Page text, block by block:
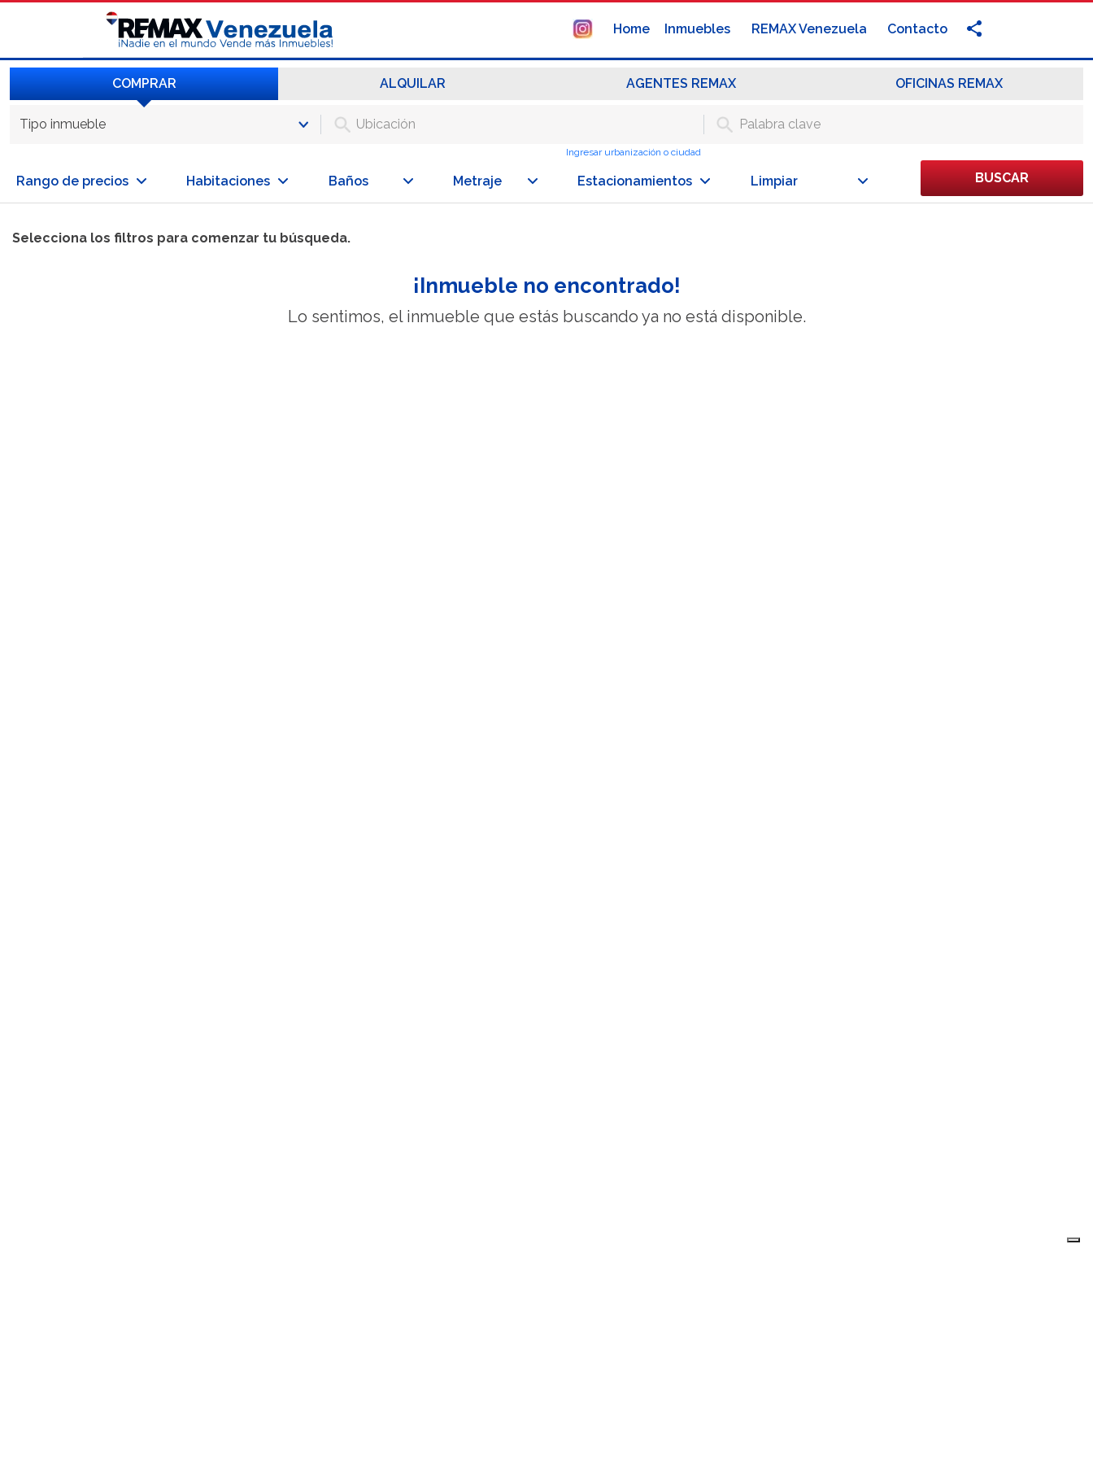
Home Inmuebles REMAX Venezuela Contacto
COMPRAR ALQUILAR AGENTES REMAX OFICINAS REMAX
Tipo inmueble
Ingresar urbanización o ciudad
Rango de precios Habitaciones Baños Metraje Estacionamientos Limpiar BUSCAR
Selecciona los filtros para comenzar tu búsqueda.
¡Inmueble no encontrado!
Lo sentimos, el inmueble que estás buscando ya no está disponible.